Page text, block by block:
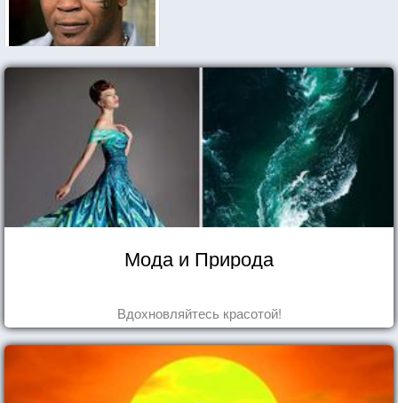
Мода и Природа
Вдохновляйтесь красотой!